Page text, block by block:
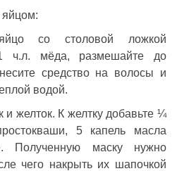
яйцом:
со столовой ложкой
1 ч.л. мёда, размешайте до
средство на волосы и
водой.
и желток. К желтку добавьте ¼
5 капель масла
Полученную маску нужно
чего накрыть их шапочкой